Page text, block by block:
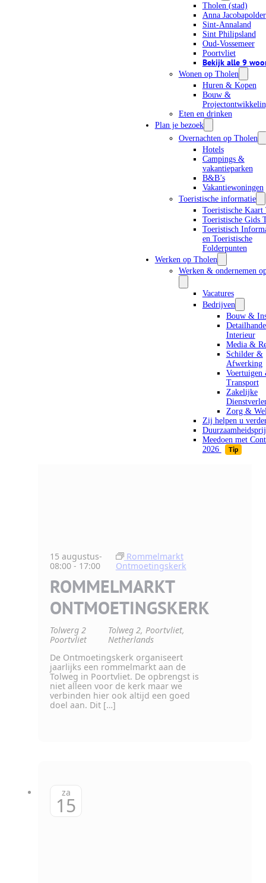
Tholen (stad)
Anna Jacobapolder
Sint-Annaland
Sint Philipsland
Oud-Vossemeer
Poortvliet
Bekijk alle 9
Wonen op Tholen
Huren & Kopen
Bouw &
Eten en drinken
Plan je bezoek
Overnachten op Tholen
Hotels
Campings &
vakantieparken
B&B’s
Vakantiewoningen
Toeristische informatie
Toeristische Kaart
Toeristische Gids
Toeristisch
en Toeristische
Folderpunten
Werken op Tholen
Werken & ondernemen
Vacatures
Bedrijven
Bouw &
Interieur
Media &
Schilder &
Afwerking
Voertuigen
Transport
Zakelijke
Zorg &
Zij helpen u
Meedoen met
2026
Tip
ROMMELMARKT
ONTMOETINGSKERK
15 augustus-
08:00- 17:00
Rommelmarkt
Ontmoetingskerk
Tolwerg 2
Poortvliet
Tolweg 2, Poortvliet,
Netherlands
De Ontmoetingskerk organiseert
jaarlijks een rommelmarkt aan de
Tolweg in Poortvliet. De opbrengst is
niet alleen voor de kerk maar we
verbinden hier ook altijd een goed
doel aan. Dit […]
za
15